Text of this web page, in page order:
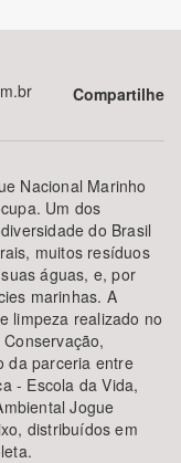
BUSCAR
Compartilhe
Nacional Marinho
Um dos
do Brasil
muitos resíduos
águas, e, por
marinhas. A
limpeza realizado no
da parceria entre
- Escola da Vida,
Jogue
distribuídos em